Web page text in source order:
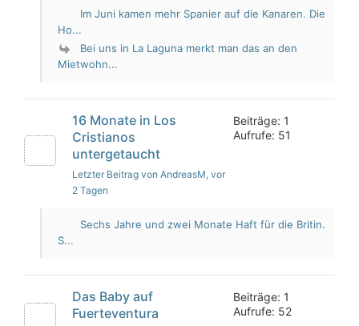
Im Juni kamen mehr Spanier auf die Kanaren. Die
Ho...
Bei uns in La Laguna merkt man das an den
Mietwohn...
16 Monate in Los
Cristianos
untergetaucht
Letzter Beitrag von AndreasM, vor
2 Tagen
Beiträge: 1
Aufrufe: 51
Sechs Jahre und zwei Monate Haft für die Britin.
S...
Das Baby auf
Fuerteventura
Beiträge: 1
Aufrufe: 52